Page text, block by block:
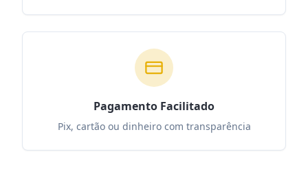
Pagamento Facilitado
Pix, cartão ou dinheiro com transparência